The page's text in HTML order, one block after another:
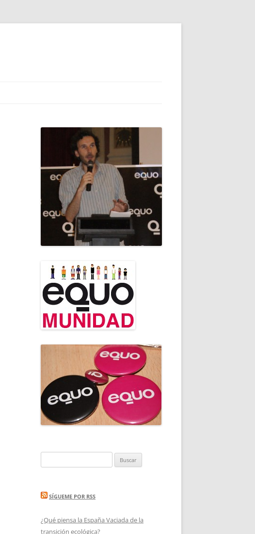
SÍGUEME POR RSS
¿Qué piensa la España Vaciada de la
transición ecológica?